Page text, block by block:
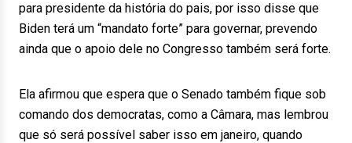
para presidente da história do pais, por isso disse que
Biden terá um “mandato forte” para governar, prevendo
ainda que o apoio dele no Congresso também será forte.
Ela afirmou que espera que o Senado também fique sob
comando dos democratas, como a Câmara, mas lembrou
que só será possível saber isso em janeiro, quando